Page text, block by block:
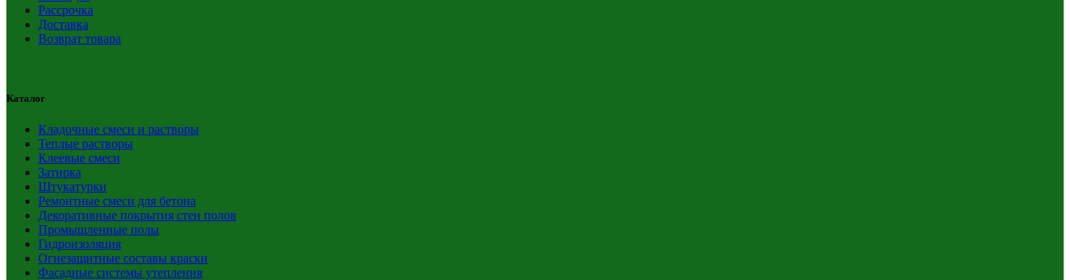
Рассрочка
Доставка
Возврат товара
Каталог
Кладочные смеси и растворы
Теплые растворы
Клеевые смеси
Затирка
Штукатурки
Ремонтные смеси для бетона
Декоративные покрытия стен полов
Промышленные полы
Гидроизоляция
Огнезащитные составы краски
Фасадные системы утепления